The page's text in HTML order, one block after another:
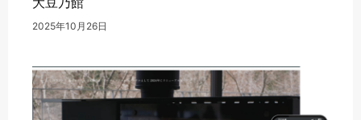
2025年10月26日